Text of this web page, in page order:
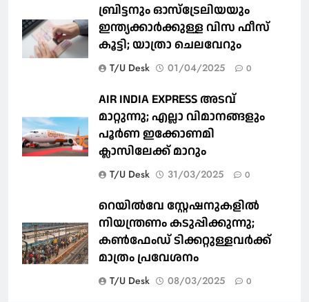
ബ്രിട്ടനും ഓസ്‌ട്രേലിയയും
ഇന്ത്യക്കാര്‍ക്കുള്ള വിസ ഫീസ്
കൂട്ടി; യാത്രാ ചെലവേറും
T/U Desk 01/04/2025 0
AIR INDIA EXPRESS അടവ്
മാറ്റുന്നു; എല്ലാ വിമാനങ്ങളും
പൂര്‍ണ ഇക്കോണമി
ക്ലാസിലേക്ക് മാറും
T/U Desk 31/03/2025 0
റെയില്‍വേ സ്റ്റേഷനുകളിൽ
നിയന്ത്രണം കടുപ്പിക്കുന്നു;
കണ്‍ഫേംഡ് ടിക്കറ്റുള്ളവര്‍ക്ക്
മാത്രം പ്രവേശനം
T/U Desk 08/03/2025 0